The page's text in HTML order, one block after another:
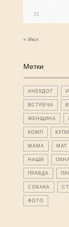
31
« Июл
Метки
АНЕКДОТ
ВСТРЕЧА
ЖЕНЩИНА
КОМП
МАМА МАТ
НАШИ
ПРАВДА
СОБАКА
ФОТО